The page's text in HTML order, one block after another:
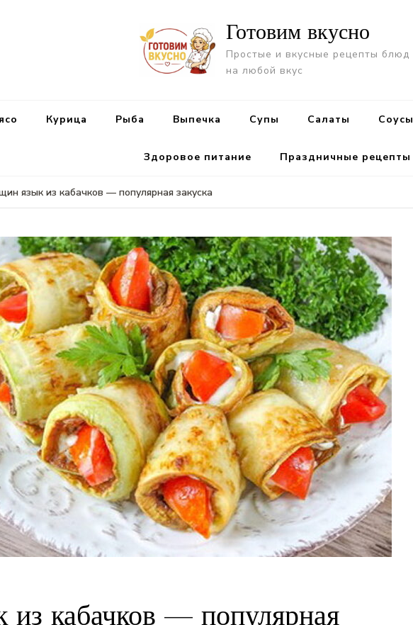
Готовим вкусно
Простые и вкусные рецепты блюд
на любой вкус
Курица Рыба Выпечка Супы Салаты Cоусы
Здоровое питание Праздничные рецепты
язык из кабачков — популярная закуска
кабачков — популярная